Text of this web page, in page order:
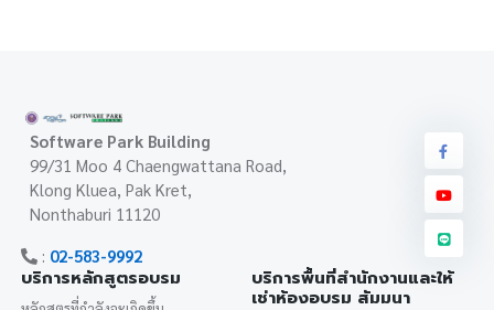
Software Park Building
99/31 Moo 4 Chaengwattana Road,
Klong Kluea, Pak Kret,
Nonthaburi 11120
: 02-583-9992
บริการหลักสูตรอบรม
บริการพื้นที่สำนักงานและให้
เช่าห้องอบรม สัมมนา